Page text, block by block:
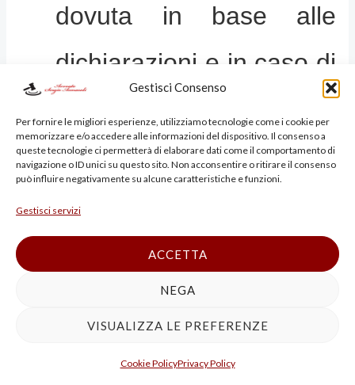
Gestisci Consenso
Per fornire le migliori esperienze, utilizziamo tecnologie come i cookie per
memorizzare e/o accedere alle informazioni del dispositivo. Il consenso a
queste tecnologie ci permetterà di elaborare dati come il comportamento di
navigazione o ID unici su questo sito. Non acconsentire o ritirare il consenso
può influire negativamente su alcune caratteristiche e funzioni.
Gestisci servizi
ACCETTA
NEGA
VISUALIZZA LE PREFERENZE
Cookie PolicyPrivacy Policy
dovuta in base alle
dichiarazioni e in caso di
articoli 54 e seguenti
del decreto del
Presidente della
Repubblica 26 ottobre